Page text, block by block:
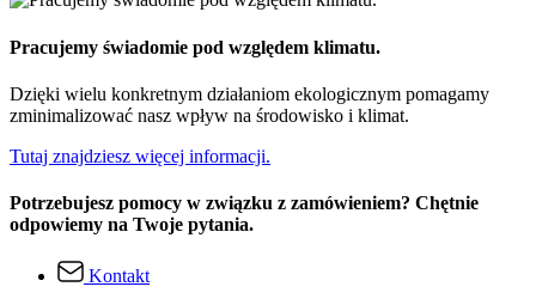
Pracujemy świadomie pod względem klimatu.
Dzięki wielu konkretnym działaniom ekologicznym pomagamy
zminimalizować nasz wpływ na środowisko i klimat.
Tutaj znajdziesz więcej informacji.
Potrzebujesz pomocy w związku z zamówieniem? Chętnie
odpowiemy na Twoje pytania.
Kontakt